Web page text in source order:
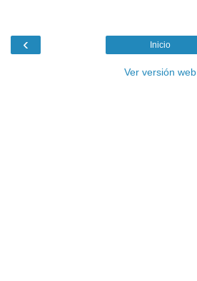
‹ Inicio
Ver versión web